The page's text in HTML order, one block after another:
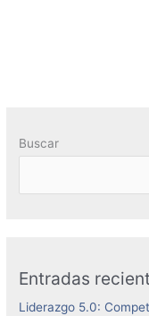
Buscar
Entradas
Liderazgo 5.0: